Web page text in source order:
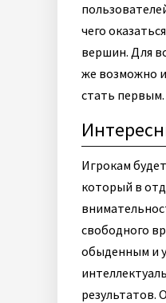
чего
вершин. Для
же возможно
стать первым.
Игрокам
который в
свободного
обыденным и
результатов.